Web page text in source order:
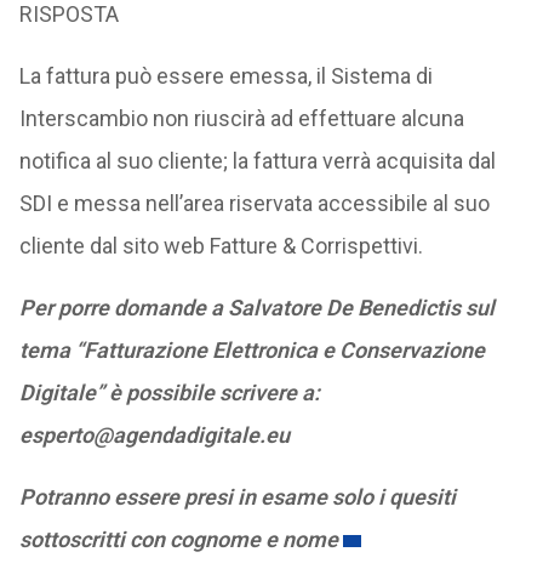
RISPOSTA
La fattura può essere emessa, il Sistema di
Interscambio non riuscirà ad effettuare alcuna
notifica al suo cliente; la fattura verrà acquisita dal
SDI e messa nell’area riservata accessibile al suo
cliente dal sito web Fatture & Corrispettivi.
Per porre domande a Salvatore De Benedictis sul
tema “Fatturazione Elettronica e Conservazione
Digitale” è possibile scrivere a:
esperto@agendadigitale.eu
Potranno essere presi in esame solo i quesiti
sottoscritti con cognome e nome